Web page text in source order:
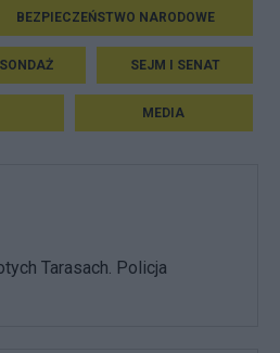
BEZPIECZEŃSTWO NARODOWE
SONDAŻ SEJM I SENAT
MEDIA
Tarasach. Policja